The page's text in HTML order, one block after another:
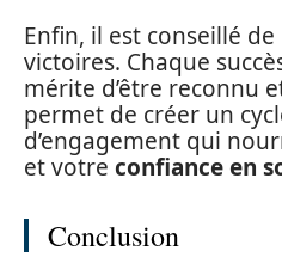
Enfin, il est conseillé
victoires. Chaque
mérite d’être reconnu
permet de créer un
d’engagement qui
et votre confiance en
Conclusion